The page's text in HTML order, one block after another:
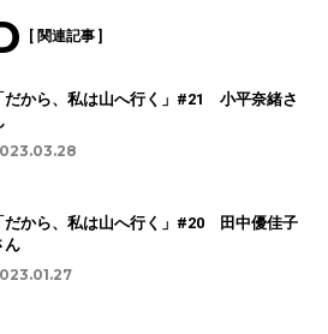
[ 関連記事 ]
だから、私は山へ行く」#21 小平奈緒さ
だから、私は山へ行く」#20 田中優佳子
ん